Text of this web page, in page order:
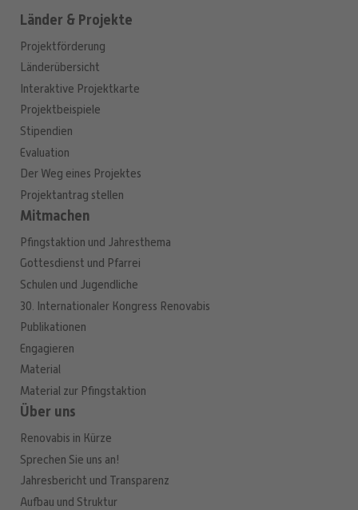
Länder & Projekte
Projektförderung
Länderübersicht
Interaktive Projektkarte
Projektbeispiele
Stipendien
Evaluation
Der Weg eines Projektes
Projektantrag stellen
Mitmachen
Pfingstaktion und Jahresthema
Gottesdienst und Pfarrei
Schulen und Jugendliche
30. Internationaler Kongress Renovabis
Publikationen
Engagieren
Material
Material zur Pfingstaktion
Über uns
Renovabis in Kürze
Sprechen Sie uns an!
Jahresbericht und Transparenz
Aufbau und Struktur